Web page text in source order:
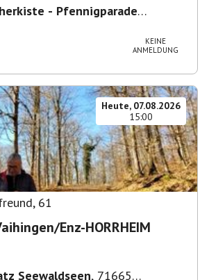
- Pfennigparade
KEINE
ANMELDUNG
Heute, 07.08.2026
15:00
, 61
Enz-HORRHEIM
Seewaldseen, 71665